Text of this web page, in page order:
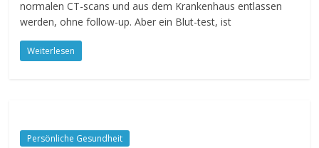
normalen CT-scans und aus dem Krankenhaus entlassen
werden, ohne follow-up. Aber ein Blut-test, ist
Weiterlesen
Persönliche Gesundheit